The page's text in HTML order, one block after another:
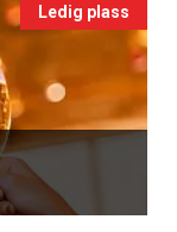
Ledig plass